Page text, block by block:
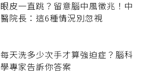
眼皮一直跳？留意腦中風徵兆！中
醫院長：這6種情況別忽視
每天洗多少次手才算強迫症？腦科
學專家告訴你答案